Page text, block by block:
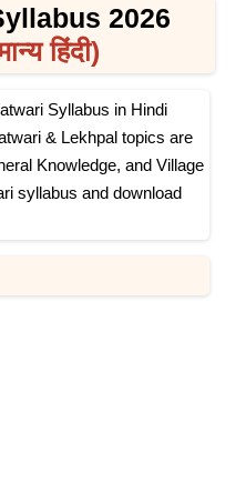
2026
हिंदी)
Syllabus in Hindi
& Lekhpal topics are
Knowledge, and Village
syllabus and download